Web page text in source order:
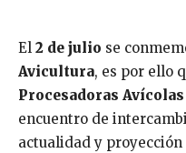
El 2 de julio se
Avicultura, es por ello
Procesadoras Avícolas
encuentro de
actualidad y